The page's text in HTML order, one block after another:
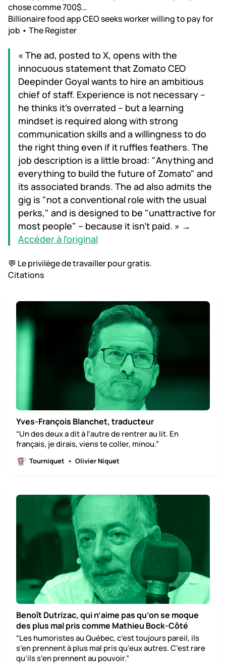
chose comme 700$…
Billionaire food app CEO seeks worker willing to pay for
job • The Register
« The ad, posted to X, opens with the
innocuous statement that Zomato CEO
Deepinder Goyal wants to hire an ambitious
chief of staff. Experience is not necessary –
he thinks it's overrated – but a learning
mindset is required along with strong
communication skills and a willingness to do
the right thing even if it ruffles feathers. The
job description is a little broad: "Anything and
everything to build the future of Zomato" and
its associated brands. The ad also admits the
gig is "not a conventional role with the usual
perks," and is designed to be "unattractive for
most people" – because it isn't paid. » →
Accéder à l'original
💬 Le privilège de travailler pour gratis.
Citations
Yves-François Blanchet, traducteur
“Un des deux a dit à l’autre de rentrer au lit. En
français, je dirais, viens te coller, minou.”
Tourniquet Olivier Niquet
Benoît Dutrizac, qui n’aime pas qu’on se moque
des plus mal pris comme Mathieu Bock-Côté
“Les humoristes au Québec, c’est toujours pareil, ils
s’en prennent à plus mal pris qu’eux autres. C’est rare
qu’ils s’en prennent au pouvoir.”